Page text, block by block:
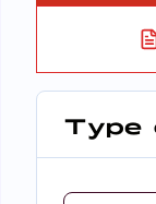
Type